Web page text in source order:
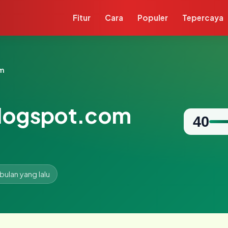
Fitur Cara Populer Tepercaya
40
yang lalu